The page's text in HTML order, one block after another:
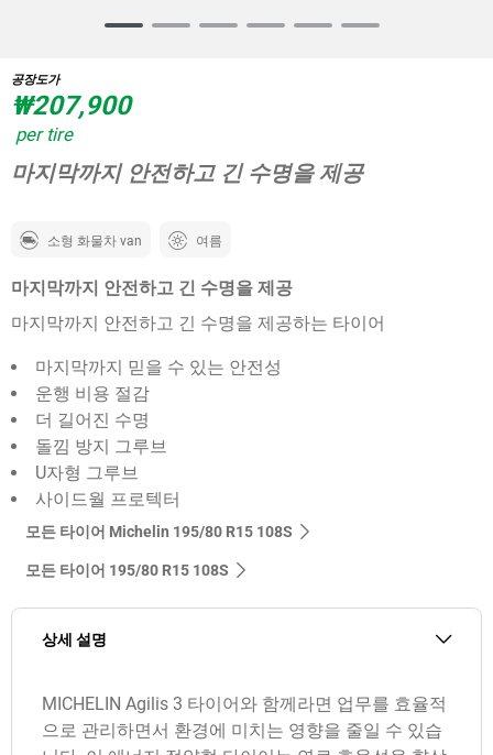
of
6
공장도가
₩207,900
per tire
마지막까지 안전하고 긴 수명을 제공
소형 화물차 van 여름
마지막까지 안전하고 긴 수명을 제공
마지막까지 안전하고 긴 수명을 제공하는 타이어
마지막까지 믿을 수 있는 안전성
운행 비용 절감
더 길어진 수명
돌낌 방지 그루브
U자형 그루브
사이드월 프로텍터
모든 타이어 Michelin 195/80 R15 108S
모든 타이어‎ 195/80 R15 108S
상세 설명
MICHELIN Agilis 3 타이어와 함께라면 업무를 효율적
으로 관리하면서 환경에 미치는 영향을 줄일 수 있습